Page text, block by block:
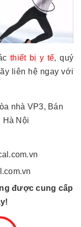
thiết bị y tế, quý
liên hệ ngay với
nhà VP3, Bán
Hà Nội
được cung cấp